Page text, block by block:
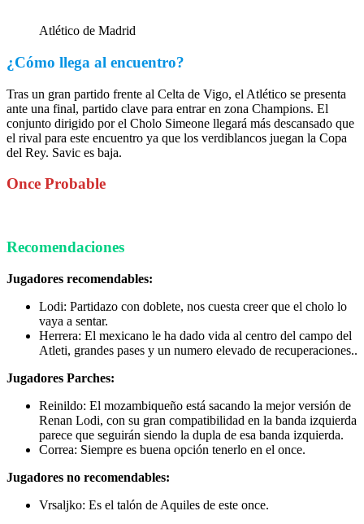
Atlético de Madrid
¿Cómo llega al encuentro?
Tras un gran partido frente al Celta de Vigo, el Atlético se presenta
ante una final, partido clave para entrar en zona Champions. El
conjunto dirigido por el Cholo Simeone llegará más descansado que
el rival para este encuentro ya que los verdiblancos juegan la Copa
del Rey. Savic es baja.
Once Probable
Recomendaciones
Jugadores recomendables:
Lodi: Partidazo con doblete, nos cuesta creer que el cholo lo
vaya a sentar.
Herrera: El mexicano le ha dado vida al centro del campo del
Atleti, grandes pases y un numero elevado de recuperaciones..
Jugadores Parches:
Reinildo: El mozambiqueño está sacando la mejor versión de
Renan Lodi, con su gran compatibilidad en la banda izquierda
parece que seguirán siendo la dupla de esa banda izquierda.
Correa: Siempre es buena opción tenerlo en el once.
Jugadores no recomendables:
Vrsaljko: Es el talón de Aquiles de este once.